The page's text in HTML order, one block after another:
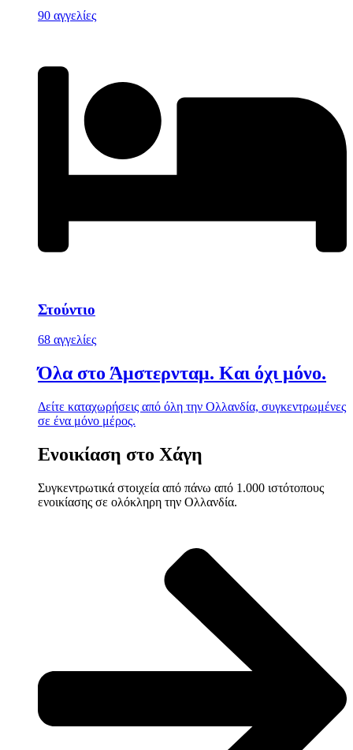
90 αγγελίες
Στούντιο
68 αγγελίες
Όλα στο Άμστερνταμ. Και όχι μόνο.
Δείτε καταχωρήσεις από όλη την Ολλανδία, συγκεντρωμένες
σε ένα μόνο μέρος.
Ενοικίαση στο Χάγη
Συγκεντρωτικά στοιχεία από πάνω από 1.000 ιστότοπους
ενοικίασης σε ολόκληρη την Ολλανδία.